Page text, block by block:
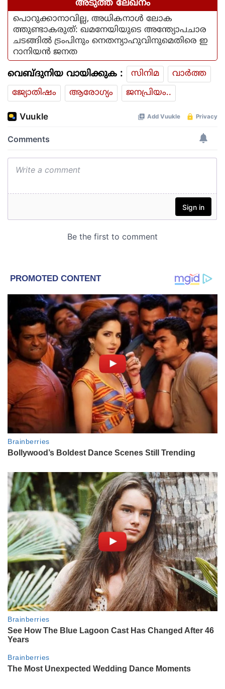
അടുത്ത ലേഖനം
പൊറുക്കാനാവില്ല, അധികനാൾ ലോക
ത്തുണ്ടാകരുത്: ഖമനേയിയുടെ അന്ത്യോപചാര
ചടങ്ങിൽ ട്രംപിനും നെതന്യാഹുവിനുമെതിരെ ഇ
റാനിയൻ ജനത
വെബ്ദുനിയ വായിക്കുക : സിനിമ
വാര്‍ത്ത
ജ്യോതിഷം
ആരോഗ്യം ജനപ്രിയം..